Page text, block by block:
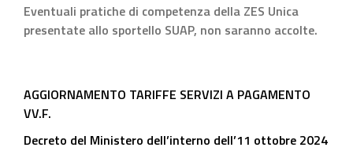
Eventuali pratiche di competenza della ZES Unica
presentate allo sportello SUAP, non saranno accolte.
AGGIORNAMENTO TARIFFE SERVIZI A PAGAMENTO
VV.F.
Decreto del Ministero dell’interno dell’11 ottobre 2024